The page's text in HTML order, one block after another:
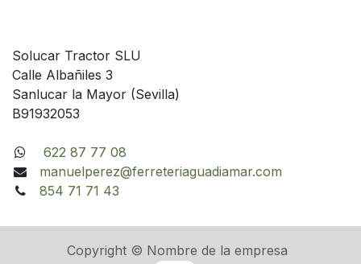
Solucar Tractor SLU
Calle Albañiles 3
Sanlucar la Mayor (Sevilla)
B91932053
622 87 77 08
manuelperez@ferreteriaguadiamar.com
854 71 71 43
Copyright © Nombre de la empresa